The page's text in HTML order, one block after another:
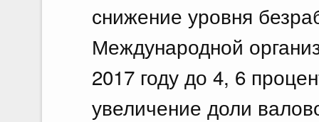
снижение уровня
Международной
2017 году до 4, 6
увеличение доли